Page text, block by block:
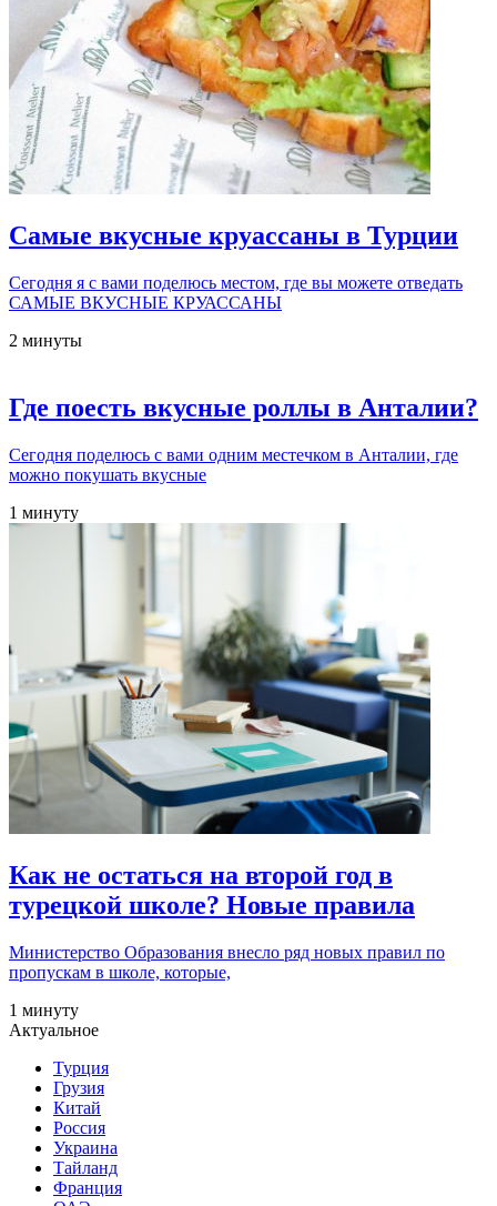
Самые вкусные круассаны в Турции
Сегодня я с вами поделюсь местом, где вы можете отведать
САМЫЕ ВКУСНЫЕ КРУАССАНЫ
2 минуты
Где поесть вкусные роллы в Анталии?
Сегодня поделюсь с вами одним местечком в Анталии, где
можно покушать вкусные
1 минуту
Как не остаться на второй год в
турецкой школе? Новые правила
Министерство Образования внесло ряд новых правил по
пропускам в школе, которые,
1 минуту
Актуальное
Турция
Грузия
Китай
Россия
Украина
Тайланд
Франция